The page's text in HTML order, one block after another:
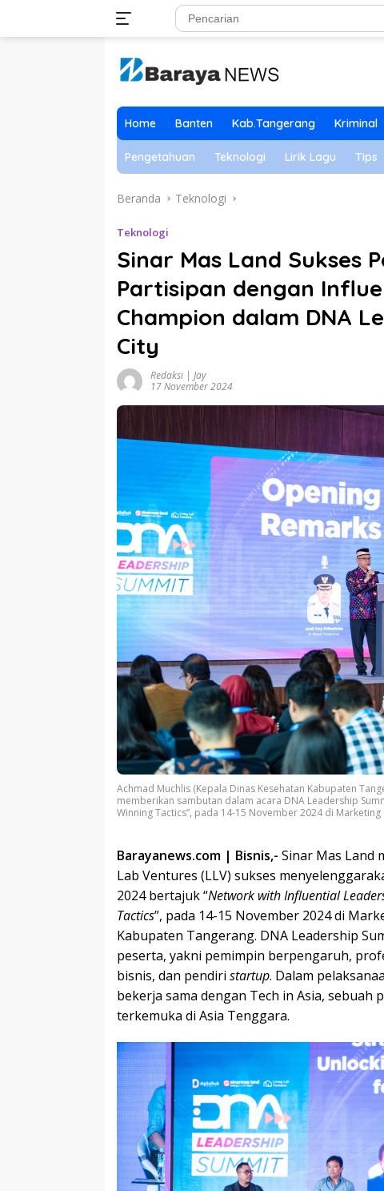
Home Banten Kab.Tangerang Kriminal
Pengetahuan Teknologi Lirik Lagu Tips
Beranda Teknologi
Teknologi
Sinar Mas Land Sukses
Partisipan dengan
Champion dalam DNA
City
Redaksi | Jay
17 November 2024
Achmad Muchlis (Kepala Dinas Kesehatan Kabupaten
memberikan sambutan dalam acara DNA Leadership
Winning Tactics”, pada 14-15 November 2024 di
Barayanews.com | Bisnis,- Sinar Mas Land
Lab Ventures (LLV) sukses
2024 bertajuk “Network with Influential
Tactics”, pada 14-15 November 2024 di
Kabupaten Tangerang. DNA Leadership
peserta, yakni pemimpin berpengaruh,
bisnis, dan pendiri startup. Dalam
bekerja sama dengan Tech in Asia, sebuah
terkemuka di Asia Tenggara.